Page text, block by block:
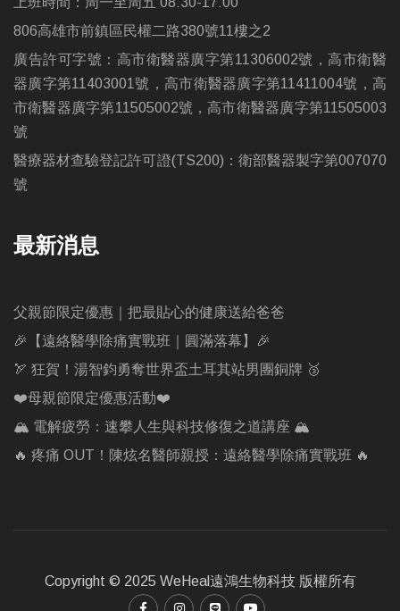
806高雄市前鎮區民權二路380號11樓之2
廣告許可字號：高市衛醫器廣字第11306002號，高市衛醫
器廣字第11403001號，高市衛醫器廣字第11411004號，高
市衛醫器廣字第11505002號，高市衛醫器廣字第11505003
號
醫療器材查驗登記許可證(TS200)：衛部醫器製字第007070
號
最新消息
父親節限定優惠｜把最貼心的健康送給爸爸
🎉【遠絡醫學除痛實戰班｜圓滿落幕】🎉
🏹 狂賀！湯智鈞勇奪世界盃土耳其站男團銅牌 🥉
❤️母親節限定優惠活動❤️
🏔️ 電解疲勞：速攀人生與科技修復之道講座 🏔️
🔥 疼痛 OUT！陳炫名醫師親授：遠絡醫學除痛實戰班 🔥
Copyright © 2025 WeHeal遠鴻生物科技 版權所有